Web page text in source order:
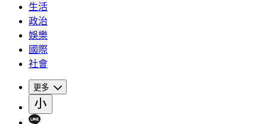
生活
政治
娛樂
國際
社會
更多